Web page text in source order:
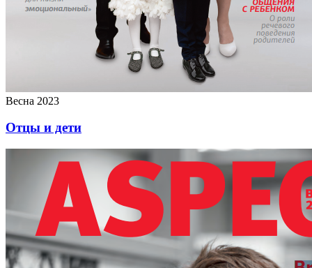
Весна 2023
Отцы и дети